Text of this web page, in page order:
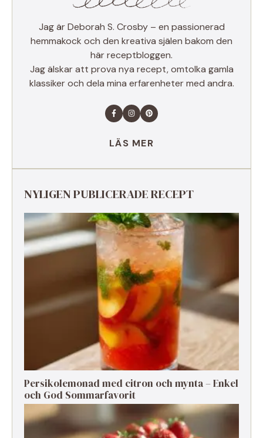
Jag är Deborah S. Crosby – en passionerad
hemmakock och den kreativa själen bakom den
här receptbloggen.
Jag älskar att prova nya recept, omtolka gamla
klassiker och dela mina erfarenheter med andra.
LÄS MER
NYLIGEN PUBLICERADE RECEPT
Persikolemonad med citron och mynta – Enkel
och God Sommarfavorit